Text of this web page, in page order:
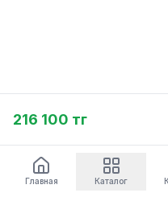
216 100 тг
Главная Каталог